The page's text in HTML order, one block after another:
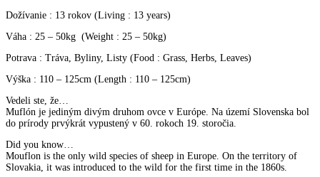
Dožívanie : 13 rokov (Living : 13 years)
Váha : 25 – 50kg (Weight : 25 – 50kg)
Potrava : Tráva, Byliny, Listy (Food : Grass, Herbs, Leaves)
Výška : 110 – 125cm (Length : 110 – 125cm)
Vedeli ste, že…
Muflón je jediným divým druhom ovce v Európe. Na území Slovenska bol
do prírody prvýkrát vypustený v 60. rokoch 19. storočia.
Did you know…
Mouflon is the only wild species of sheep in Europe. On the territory of
Slovakia, it was introduced to the wild for the first time in the 1860s.